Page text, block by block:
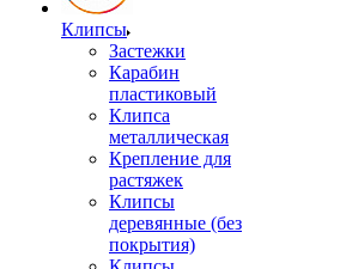
Клипсы
Застежки
Карабин
пластиковый
Клипса
металлическая
Крепление для
растяжек
Клипсы
деревянные (без
покрытия)